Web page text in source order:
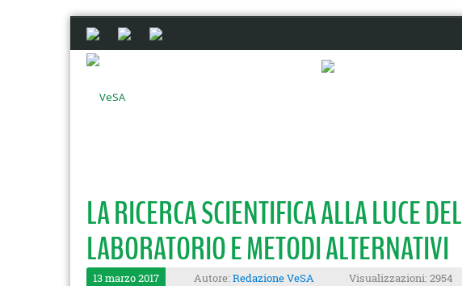
LA RICERCA SCIENTIFICA ALLA LUCE
LABORATORIO E METODI ALTERNATIVI
13 marzo 2017 Autore: Redazione VeSA Visualizzazioni: 2954